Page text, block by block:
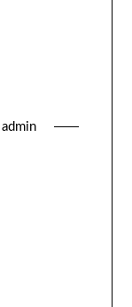
admin